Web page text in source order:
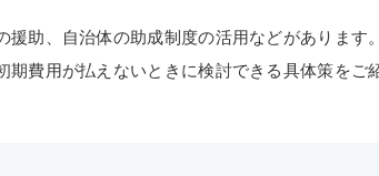
助、自治体の助成制度の活用などがあります
費用が払えないときに検討できる具体策をご